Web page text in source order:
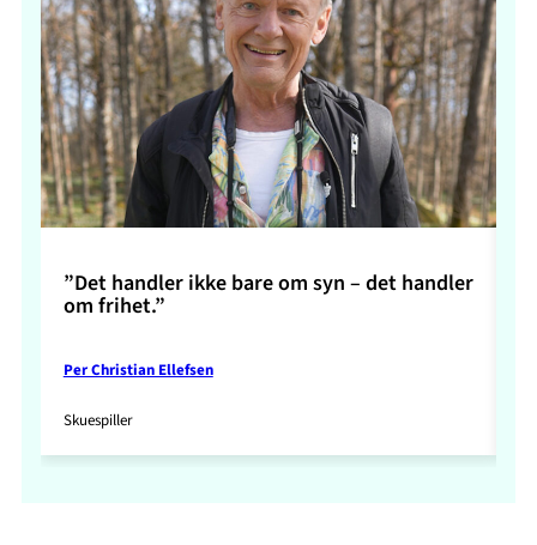
”Det handler ikke bare om syn – det handler
om frihet.”
Per Christian Ellefsen
Skuespiller